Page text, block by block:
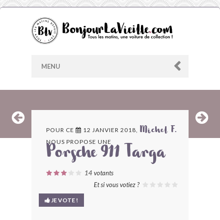
MENU
ARCHIVES
LES CONTRIBUTEURS
LE BLOG
POUR CE 12 JANVIER 2018, Michel F.
NOUS PROPOSE UNE
Porsche 911 Targa
14votants
Et si vous votiez ?
JE VOTE !